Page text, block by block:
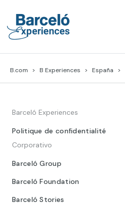
content
B.com B Experiences España
Barceló Experiences
Politique de confidentialité
Corporativo
Barceló Group
Barceló Foundation
Barceló Stories